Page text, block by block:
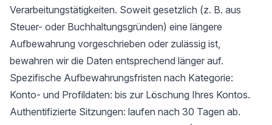
Verarbeitungstätigkeiten. Soweit gesetzlich (z. B. aus
Steuer- oder Buchhaltungsgründen) eine längere
Aufbewahrung vorgeschrieben oder zulässig ist,
bewahren wir die Daten entsprechend länger auf.
Spezifische Aufbewahrungsfristen nach Kategorie:
Konto- und Profildaten: bis zur Löschung Ihres Kontos.
Authentifizierte Sitzungen: laufen nach 30 Tagen ab.